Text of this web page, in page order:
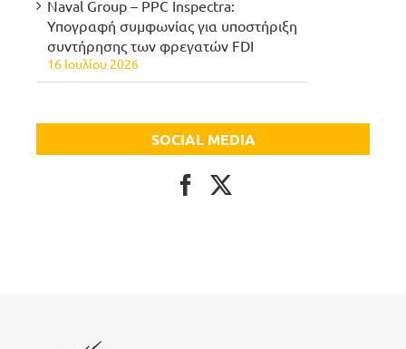
Naval Group – PPC Inspectra:
Υπογραφή συμφωνίας για υποστήριξη
συντήρησης των φρεγατών FDI
16 Ιουλίου 2026
SOCIAL MEDIA